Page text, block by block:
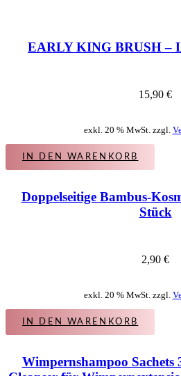
EARLY KING BRUSH –
15,90 €
exkl. 20 % MwSt. zzgl.
IN DEN WARENKORB
Doppelseitige Bambus-
Stück
2,90 €
exkl. 20 % MwSt. zzgl.
IN DEN WARENKORB
Wimpernshampoo Sachets